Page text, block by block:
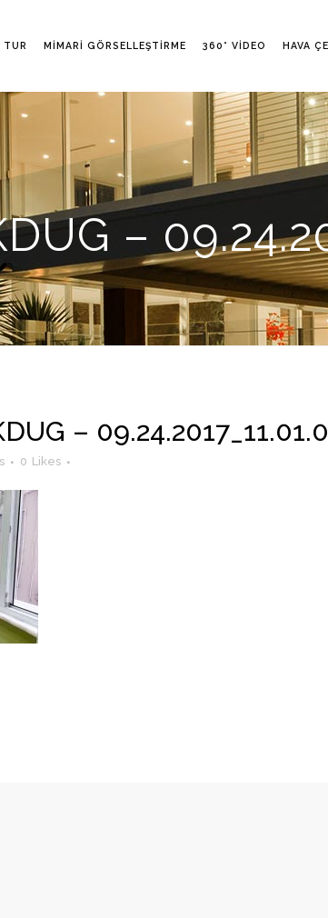
TUR MIMARI GÖRSELLEŞTIRME 360° VIDEO HAVA
–
–
0 Likes